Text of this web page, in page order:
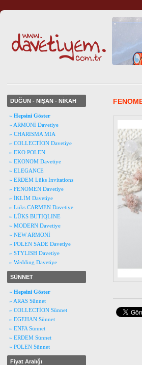
DÜĞÜN - NİŞAN - NİKAH
» Hepsini Göster
» ARMONİ Davetiye
» CHARISMA MIA
» COLLECTİON Davetiye
» EKO POLEN
» EKONOM Davetiye
» ELEGANCE
» ERDEM Lüks Invitations
» FENOMEN Davetiye
» İKLİM Davetiye
» Lüks CARMEN Davetiye
» LÜKS BUTIQLINE
» MODERN Davetiye
» NEW ARMONİ
» POLEN SADE Davetiye
» STYLISH Davetiye
» Wedding Davetiye
SÜNNET
» Hepsini Göster
» ARAS Sünnet
» COLLECTİON Sünnet
» EGEHAN Sünnet
» ENFA Sünnet
» ERDEM Sünnet
» POLEN Sünnet
Fiyat Aralığı